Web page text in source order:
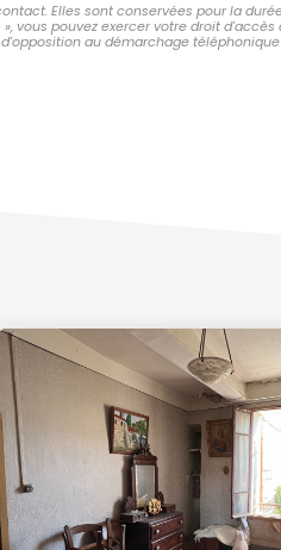
Elles sont conservées pour la
pouvez exercer votre droit d'accès
au démarchage